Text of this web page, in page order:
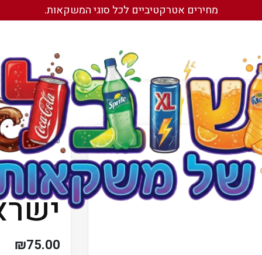
מחירים אטרקטיביים לכל סוגי המשקאות.
עמוד הבית
עמוד הבית/
₪75.00